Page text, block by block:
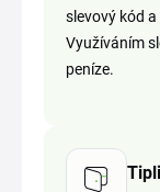
slevový kód
Využíváním
peníze.
Tipli